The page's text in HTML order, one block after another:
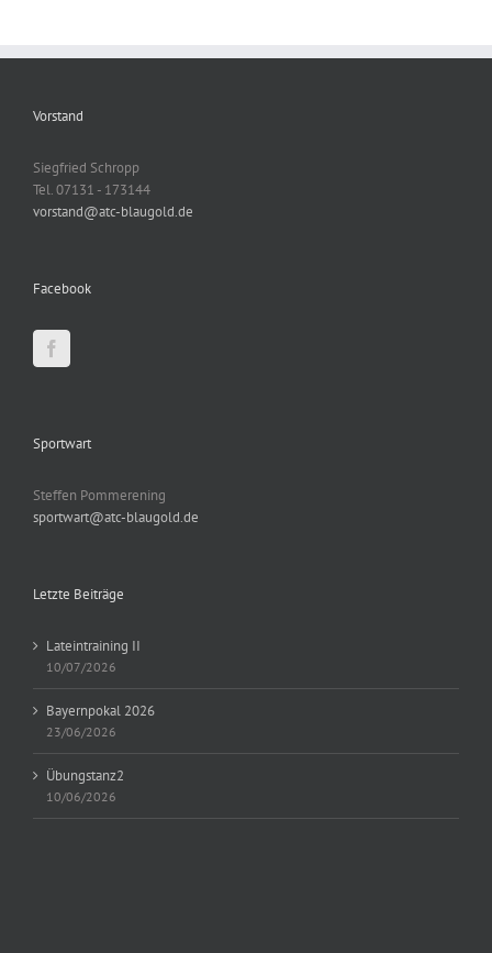
Vorstand
Siegfried Schropp
Tel. 07131 - 173144
vorstand@atc-blaugold.de
Facebook
Sportwart
Steffen Pommerening
sportwart@atc-blaugold.de
Letzte Beiträge
Lateintraining II
10/07/2026
Bayernpokal 2026
23/06/2026
Übungstanz2
10/06/2026